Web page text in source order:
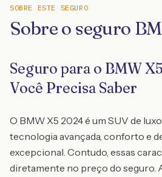
SOBRE ESTE SEGURO
Sobre o seguro
Seguro para o BMW
Você Precisa Saber
O BMW X5 2024 é um SUV de
tecnologia avançada, conforto e
excepcional. Contudo, essas
diretamente no preço do seguro.